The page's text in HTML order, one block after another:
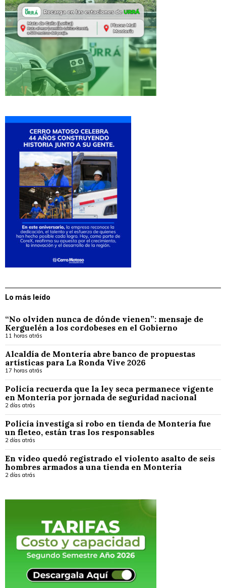
Lo más leído
“No olviden nunca de dónde vienen”: mensaje de
Kerguelén a los cordobeses en el Gobierno
11 horas atrás
Alcaldía de Montería abre banco de propuestas
artísticas para La Ronda Vive 2026
17 horas atrás
Policía recuerda que la ley seca permanece vigente
en Montería por jornada de seguridad nacional
2 días atrás
Policía investiga si robo en tienda de Montería fue
un fleteo, están tras los responsables
2 días atrás
En video quedó registrado el violento asalto de seis
hombres armados a una tienda en Montería
2 días atrás